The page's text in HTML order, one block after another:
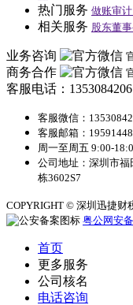
热门服务 做账审计
相关服务 股东董
业务咨询
商务合作
客服电话：
客服微信：
客服邮箱：
周一至周五 9:00-
公司地址：深圳市
栋3602S7
COPYRIGHT © 深圳迅捷财
粤公网安
首页
更多服务
公司核名
电话咨询